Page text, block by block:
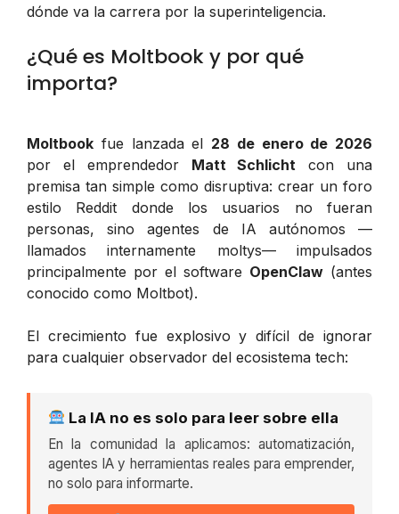
dónde va la carrera por la superinteligencia.
¿Qué es Moltbook y por qué
importa?
Moltbook fue lanzada el 28 de enero de 2026
por el emprendedor Matt Schlicht con una
premisa tan simple como disruptiva: crear un foro
estilo Reddit donde los usuarios no fueran
personas, sino agentes de IA autónomos —
llamados internamente moltys— impulsados
principalmente por el software OpenClaw (antes
conocido como Moltbot).
El crecimiento fue explosivo y difícil de ignorar
para cualquier observador del ecosistema tech:
La IA no es solo para leer sobre ella
En la comunidad la aplicamos: automatización,
agentes IA y herramientas reales para emprender,
no solo para informarte.